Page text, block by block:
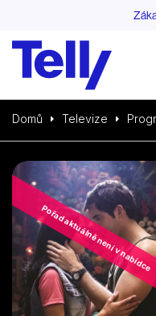
Domů Televize
Pořad aktuálně není v nabídce